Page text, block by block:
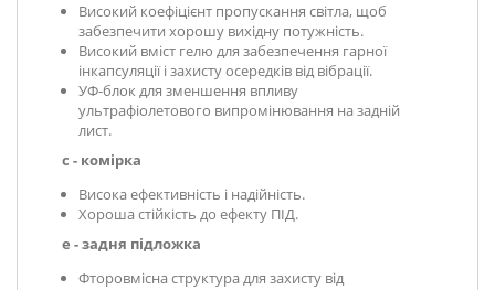
Високий коефіцієнт пропускання світла, щоб
забезпечити хорошу вихідну потужність.
Високий вміст гелю для забезпечення гарної
інкапсуляції і захисту осередків від вібрації.
УФ-блок для зменшення впливу
ультрафіолетового випромінювання на задній
лист.
с - комірка
Висока ефективність і надійність.
Хороша стійкість до ефекту ПІД.
e - задня підложка
Фторовмісна структура для захисту від